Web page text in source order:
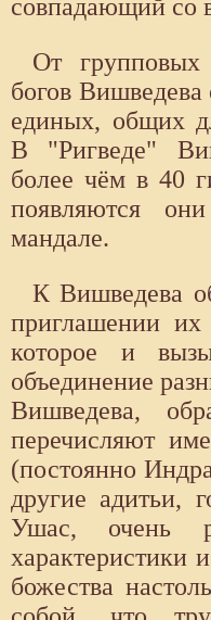
совпадающий со
От
богов Вишведева
единых, общих
В "Ригведе"
более чём в 40
появляются
мандале.
К Вишведева
приглашении
которое и
объединение
Вишведева,
перечисляют
(постоянно
другие адитьи,
Ушас, очень
характеристики
божества